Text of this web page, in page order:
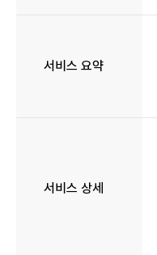
서비스 요약
서비스 상세